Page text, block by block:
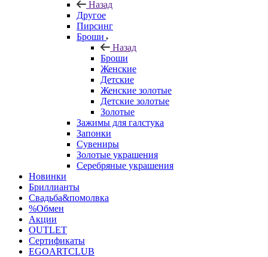
Назад
Другое
Пирсинг
Броши
Назад
Броши
Женские
Детские
Женские золотые
Детские золотые
Золотые
Зажимы для галстука
Запонки
Сувениры
Золотые украшения
Серебряные украшения
Новинки
Бриллианты
Свадьба&помолвка
%Обмен
Акции
OUTLET
Сертификаты
EGOARTCLUB